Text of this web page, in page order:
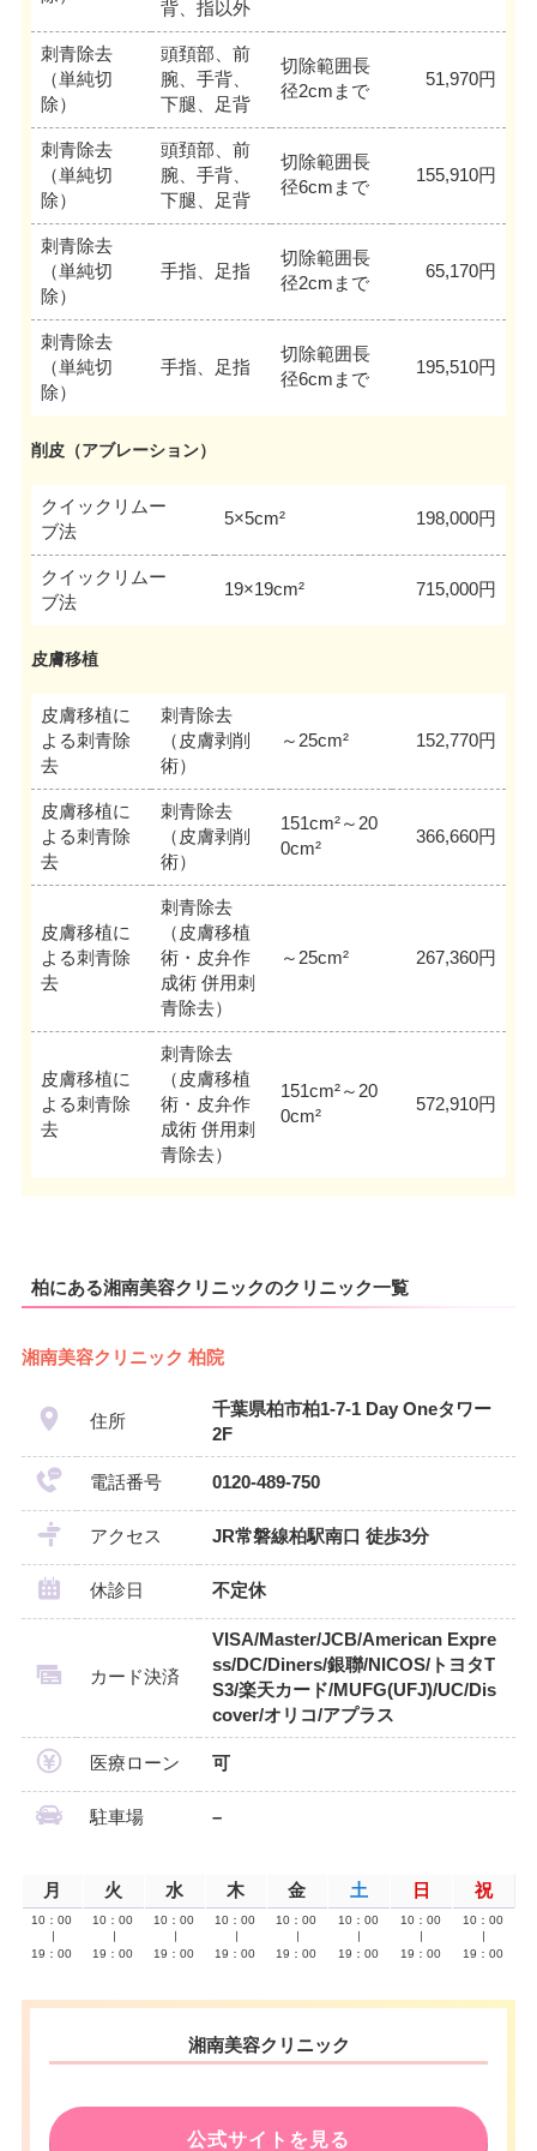
背、指以外
刺青除去
（単純切
除）
頭頚部、前
腕、手背、
下腿、足背
切除範囲長
径2cmまで
51,970円
刺青除去
（単純切
除）
頭頚部、前
腕、手背、
下腿、足背
切除範囲長
径6cmまで
155,910円
刺青除去
（単純切
除）
手指、足指
切除範囲長
径2cmまで
65,170円
刺青除去
（単純切
除）
手指、足指
切除範囲長
径6cmまで
195,510円
削皮（アブレーション）
クイックリムー
ブ法
5×5cm² 198,000円
クイックリムー
ブ法
19×19cm² 715,000円
皮膚移植
皮膚移植に
よる刺青除
去
刺青除去
（皮膚剥削
術）
～25cm² 152,770円
皮膚移植に
よる刺青除
去
刺青除去
（皮膚剥削
術）
151cm²～20
0cm²
366,660円
皮膚移植に
よる刺青除
去
刺青除去
（皮膚移植
術・皮弁作
成術 併用刺
青除去）
～25cm² 267,360円
皮膚移植に
よる刺青除
去
刺青除去
（皮膚移植
術・皮弁作
成術 併用刺
青除去）
151cm²～20
0cm²
572,910円
柏にある湘南美容クリニックのクリニック一覧
湘南美容クリニック 柏院
住所
千葉県柏市柏1-7-1 Day Oneタワー
2F
電話番号 0120-489-750
アクセス JR常磐線柏駅南口 徒歩3分
休診日 不定休
カード決済
VISA/Master/JCB/American Expre
ss/DC/Diners/銀聯/NICOS/トヨタT
S3/楽天カード/MUFG(UFJ)/UC/Dis
cover/オリコ/アプラス
医療ローン 可
駐車場 –
月 火 水 木 金 土 日 祝
10：00
19：00
10：00
19：00
10：00
19：00
10：00
19：00
10：00
19：00
10：00
19：00
10：00
19：00
10：00
19：00
湘南美容クリニック
公式サイトを見る